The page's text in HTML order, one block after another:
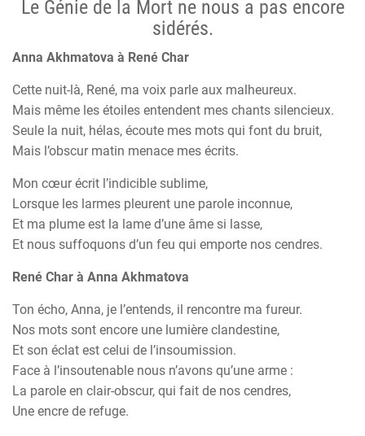
Le Génie de la Mort ne nous a pas encore
sidérés.
Anna Akhmatova à René Char
Cette nuit-là, René, ma voix parle aux malheureux.
Mais même les étoiles entendent mes chants silencieux.
Seule la nuit, hélas, écoute mes mots qui font du bruit,
Mais l’obscur matin menace mes écrits.
Mon cœur écrit l’indicible sublime,
Lorsque les larmes pleurent une parole inconnue,
Et ma plume est la lame d’une âme si lasse,
Et nous suffoquons d’un feu qui emporte nos cendres.
René Char à Anna Akhmatova
Ton écho, Anna, je l’entends, il rencontre ma fureur.
Nos mots sont encore une lumière clandestine,
Et son éclat est celui de l’insoumission.
Face à l’insoutenable nous n’avons qu’une arme :
La parole en clair-obscur, qui fait de nos cendres,
Une encre de refuge.